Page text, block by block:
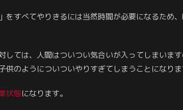
をすべてやりきるには当然時間が必要になるため
しては、人間はついつい気合いが入ってしまいま
供のようについついやりすぎてしまうことになりま
状態になります。